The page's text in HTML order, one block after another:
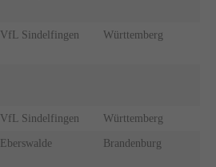
VfL Sindelfingen Württemberg
VfL Sindelfingen Württemberg
Eberswalde Brandenburg